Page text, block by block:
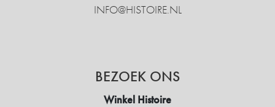
INFO@HISTOIRE.NL
BEZOEK ONS
Winkel Histoire